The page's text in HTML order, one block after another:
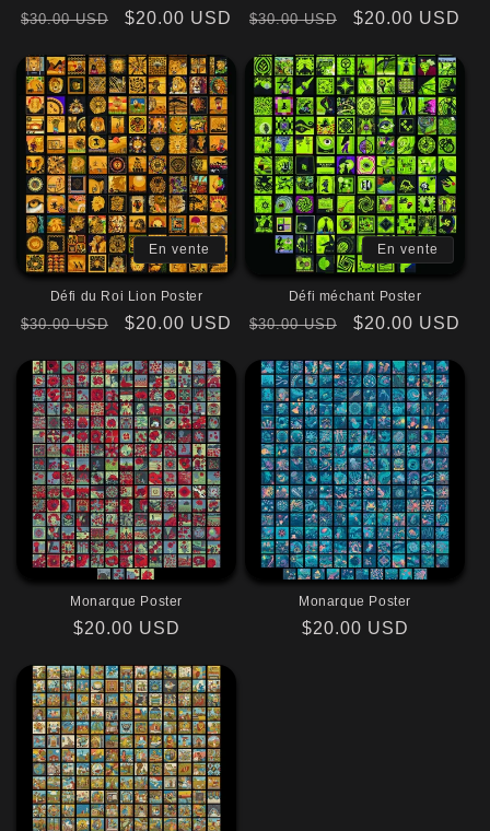
Prix
$30.00 USD
Prix
$20.00 USD
Prix
$30.00 USD
Prix
$20.00 USD
En vente
Défi du Roi Lion Poster
Prix
$30.00 USD
Prix
$20.00 USD
En vente
Défi méchant Poster
Prix
$30.00 USD
Prix
$20.00 USD
Monarque Poster
Prix
$20.00 USD
Monarque Poster
Prix
$20.00 USD